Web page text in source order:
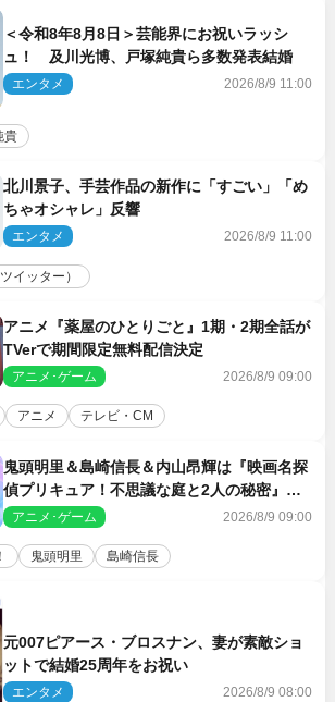
＜令和8年8月8日＞芸能界にお祝いラッシ
ュ！ 及川光博、戸塚純貴ら多数発表結婚
エンタメ 2026/8/9 11:00
貴
北川景子、手芸作品の新作に「すごい」「め
ちゃオシャレ」反響
エンタメ 2026/8/9 11:00
イッター）
アニメ『薬屋のひとりごと』1期・2期全話が
TVerで期間限定無料配信決定
アニメ･ゲーム 2026/8/9 09:00
アニメ テレビ・CM
鬼頭明里＆島崎信長＆内山昂輝は『映画名探
偵プリキュア！不思議な庭と2人の秘密』ゲ
スト声優に決定
アニメ･ゲーム 2026/8/9 09:00
鬼頭明里 島崎信長
元007ピアース・ブロスナン、妻が素敵ショ
ットで結婚25周年をお祝い
エンタメ 2026/8/9 08:00